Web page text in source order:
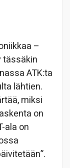
–
ATK:ta
lähtien.
miksi
on
ala on